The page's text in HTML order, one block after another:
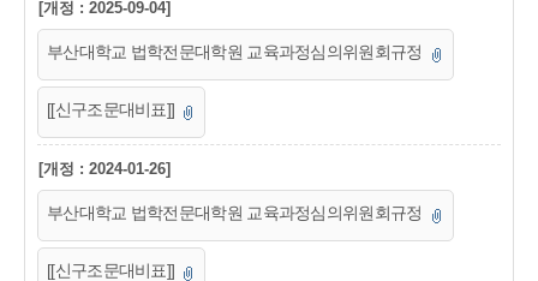
[개정 : 2025-09-04]
부산대학교 법학전문대학원 교육과정심의위원회규정
[[신구조문대비표]]
[개정 : 2024-01-26]
부산대학교 법학전문대학원 교육과정심의위원회규정
[[신구조문대비표]]